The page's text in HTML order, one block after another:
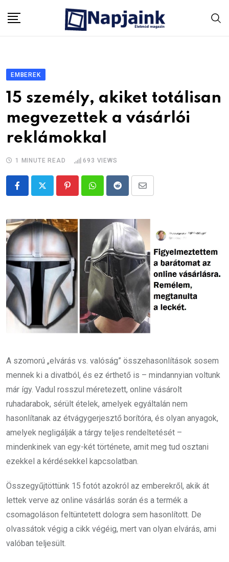
EMBEREK
15 személy, akiket totálisan
megvezettek a vásárlói
reklámokkal
1 MINUTE READ 693 VIEWS
PinterestWhatsappRedditShare
Email
A szomorú „elvárás vs. valóság” összehasonlítások sosem
mennek ki a divatból, és ez érthető is – mindannyian voltunk
már így. Vadul rosszul méretezett, online vásárolt
ruhadarabok, sérült ételek, amelyek egyáltalán nem
hasonlítanak az étvágygerjesztő borítóra, és olyan anyagok,
amelyek negligálják a tárgy teljes rendeltetését –
mindenkinek van egy-két története, amit meg tud osztani
ezekkel a kérdésekkel kapcsolatban.
Összegyűjtöttünk 15 fotót azokról az emberekről, akik át
lettek verve az online vásárlás során és a termék a
csomagoláson feltüntetett dologra sem hasonlított. De
olvassátok végig a cikk végéig, mert van olyan elvárás, ami
valóban teljesült.